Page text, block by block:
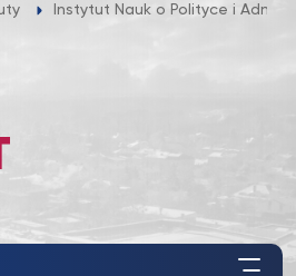
Instytut Nauk o Polityce i